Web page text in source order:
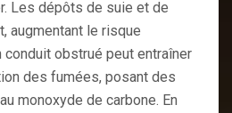
Les dépôts de suie et de
augmentant le risque
conduit obstrué peut entraîner
des fumées, posant des
monoxyde de carbone. En